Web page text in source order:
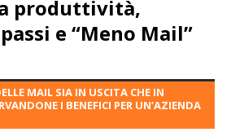
produttività,
e “Meno Mail”
MAIL SIA IN USCITA CHE IN
I BENEFICI PER UN’AZIENDA